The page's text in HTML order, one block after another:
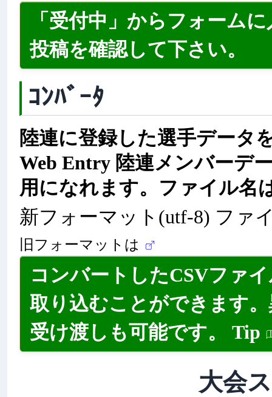
「受付中」からフォーム
投稿を確認して下さい。
ｺﾝﾊﾞｰﾀ
陸連に登録した選手データ
Web Entry 陸連メンバーデ
用になれます。ファイル名
新フォーマット(utf-8) ファ
旧フォーマットは
コンバートしたCSVファ
取り込むことができます
受け渡しも可能です。Tip
大会